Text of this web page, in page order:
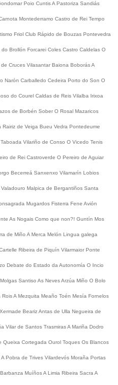
Poio CuntisA Pastoriza Sandiás
Montederramo Castro de Rei Tempo
Friol Club Rápido de Bouzas Pontevedra
do Brollón Forcarei Coles Castro Caldelas O
de Cruces Vilasantar Baiona BoborásA
Narón Carballedo Cedeira Porto do Son O
do Courel Caldas de Reis Vilalba Irixoa
de Borbén Sober O Rosal Mazaricos
Rairiz de Veiga Bueu Vedra Pontedeume
Taboada Vilariño de Conso O Vicedo Tenis
de Rei Castroverde O Pereiro de Aguiar
Becerreá Sanxenxo Vilamarín Lobios
Valadouro Malpica de Bergantiños Santa
Mugardos Fisterra Fene Avión
As Nogais Como que non?! Guntín Mos
de Miño A Merca Melón Lingua galega
Ribeira de Piquín Vilarmaior Ponte
Debate do Estado da Autonomía O Incio
Santiso As NevesArzúa Miño O Bolo
RoisA Mezquita Meaño Toén Mesía Fornelos
Xermade BearizAntas de Ulla Negueira de
Vilar de Santos TrasmirasA Mariña Dodro
Queixa Cortegada Ourol Toques Os Blancos
A Pobra de Trives Vilardevós Moraña Portas
MuíñosA Limia Ribeira Sacra A